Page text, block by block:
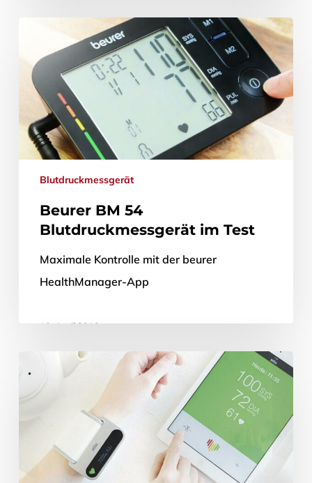
Herzkrankheiten weltweit. Hypertonie
kann…
30. März 2020
Blutdruckmessgerät
Beurer BM 54
Blutdruckmessgerät im Test
Maximale Kontrolle mit der beurer
HealthManager-App
10. April 2019